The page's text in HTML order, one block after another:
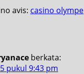
avis: casino olympe
berkata:
pukul 9:43 pm